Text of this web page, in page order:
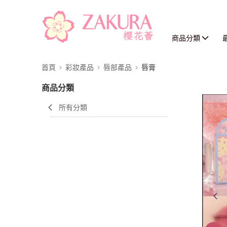
商品分類
首頁 彩妝產品 唇部產品 唇膏
商品分類
所有分類